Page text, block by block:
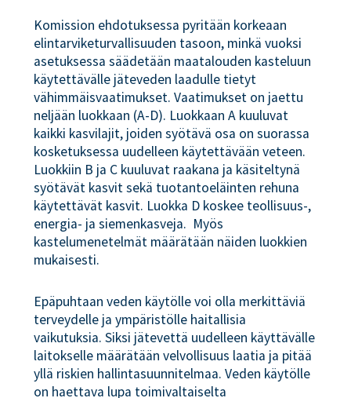
Komission ehdotuksessa pyritään korkeaan
elintarviketurvallisuuden tasoon, minkä vuoksi
asetuksessa säädetään maatalouden kasteluun
käytettävälle jäteveden laadulle tietyt
vähimmäisvaatimukset. Vaatimukset on jaettu
neljään luokkaan (A-D). Luokkaan A kuuluvat
kaikki kasvilajit, joiden syötävä osa on suorassa
kosketuksessa uudelleen käytettävään veteen.
Luokkiin B ja C kuuluvat raakana ja käsiteltynä
syötävät kasvit sekä tuotantoeläinten rehuna
käytettävät kasvit. Luokka D koskee teollisuus-,
energia- ja siemenkasveja. Myös
kastelumenetelmät määrätään näiden luokkien
mukaisesti.
Epäpuhtaan veden käytölle voi olla merkittäviä
terveydelle ja ympäristölle haitallisia
vaikutuksia. Siksi jätevettä uudelleen käyttävälle
laitokselle määrätään velvollisuus laatia ja pitää
yllä riskien hallintasuunnitelmaa. Veden käytölle
on haettava lupa toimivaltaiselta